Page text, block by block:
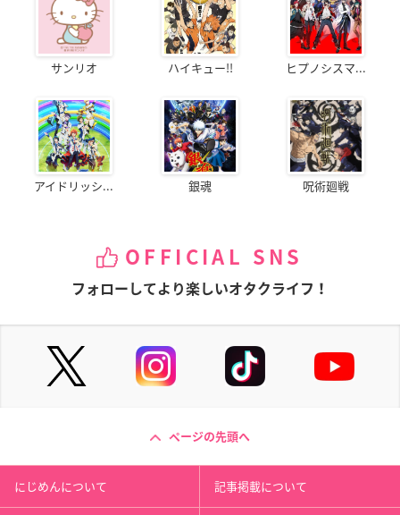
サンリオ ハイキュー!! ヒプノシスマ...
アイドリッシ... 銀魂 呪術廻戦
OFFICIAL SNS
フォローしてより楽しいオタクライフ！
ページの先頭へ
にじめんについて 記事掲載について